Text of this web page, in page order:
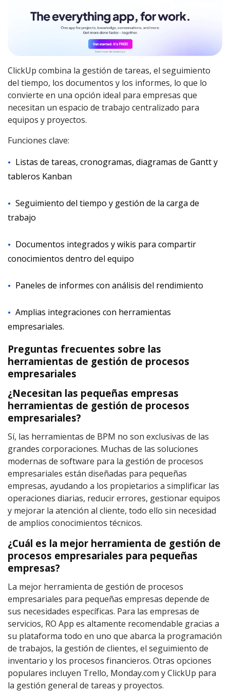
ClickUp combina la gestión de tareas, el seguimiento
del tiempo, los documentos y los informes, lo que lo
convierte en una opción ideal para empresas que
necesitan un espacio de trabajo centralizado para
equipos y proyectos.
Funciones clave:
Listas de tareas, cronogramas, diagramas de Gantt y
tableros Kanban
Seguimiento del tiempo y gestión de la carga de
trabajo
Documentos integrados y wikis para compartir
conocimientos dentro del equipo
Paneles de informes con análisis del rendimiento
Amplias integraciones con herramientas
empresariales.
Preguntas frecuentes sobre las
herramientas de gestión de procesos
empresariales
¿Necesitan las pequeñas empresas
herramientas de gestión de procesos
empresariales?
Sí, las herramientas de BPM no son exclusivas de las
grandes corporaciones. Muchas de las soluciones
modernas de software para la gestión de procesos
empresariales están diseñadas para pequeñas
empresas, ayudando a los propietarios a simplificar las
operaciones diarias, reducir errores, gestionar equipos
y mejorar la atención al cliente, todo ello sin necesidad
de amplios conocimientos técnicos.
¿Cuál es la mejor herramienta de gestión de
procesos empresariales para pequeñas
empresas?
La mejor herramienta de gestión de procesos
empresariales para pequeñas empresas depende de
sus necesidades específicas. Para las empresas de
servicios, RO App es altamente recomendable gracias a
su plataforma todo en uno que abarca la programación
de trabajos, la gestión de clientes, el seguimiento de
inventario y los procesos financieros. Otras opciones
populares incluyen Trello, Monday.com y ClickUp para
la gestión general de tareas y proyectos.